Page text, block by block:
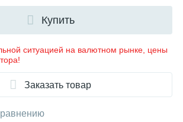
Купить
ситуацией на валютном рынке, цены
Заказать товар